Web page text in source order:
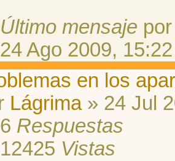
Último mensaje
24 Ago 2009, 15:22
en los
Lágrima» 24 Jul
6 Respuestas
12425 Vistas